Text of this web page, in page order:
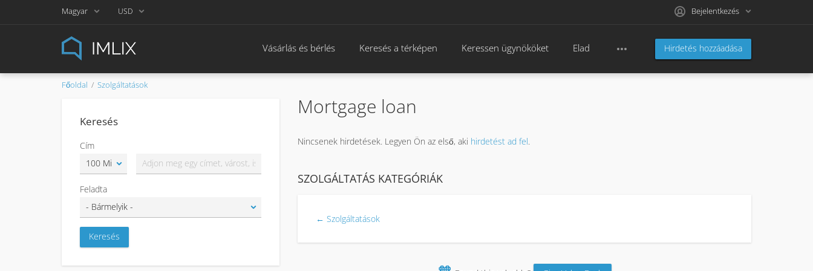
Magyar USD Bejelentkezés
Hirdetés hozzáadása
Vásárlás és bérlés Keresés a térképen Keressen ügynököket Elad
Főoldal Szolgáltatások
Keresés
Cím
Feladta
Mortgage loan
Nincsenek hirdetések. Legyen Ön az első, aki hirdetést ad fel.
SZOLGÁLTATÁS KATEGÓRIÁK
← Szolgáltatások